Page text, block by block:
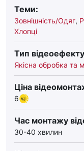
Теми:
Зовнішність/Одяг,
Хлопці
Тип
Якісна обробка та
Ціна
6
Час монтажу
30-40 хвилин